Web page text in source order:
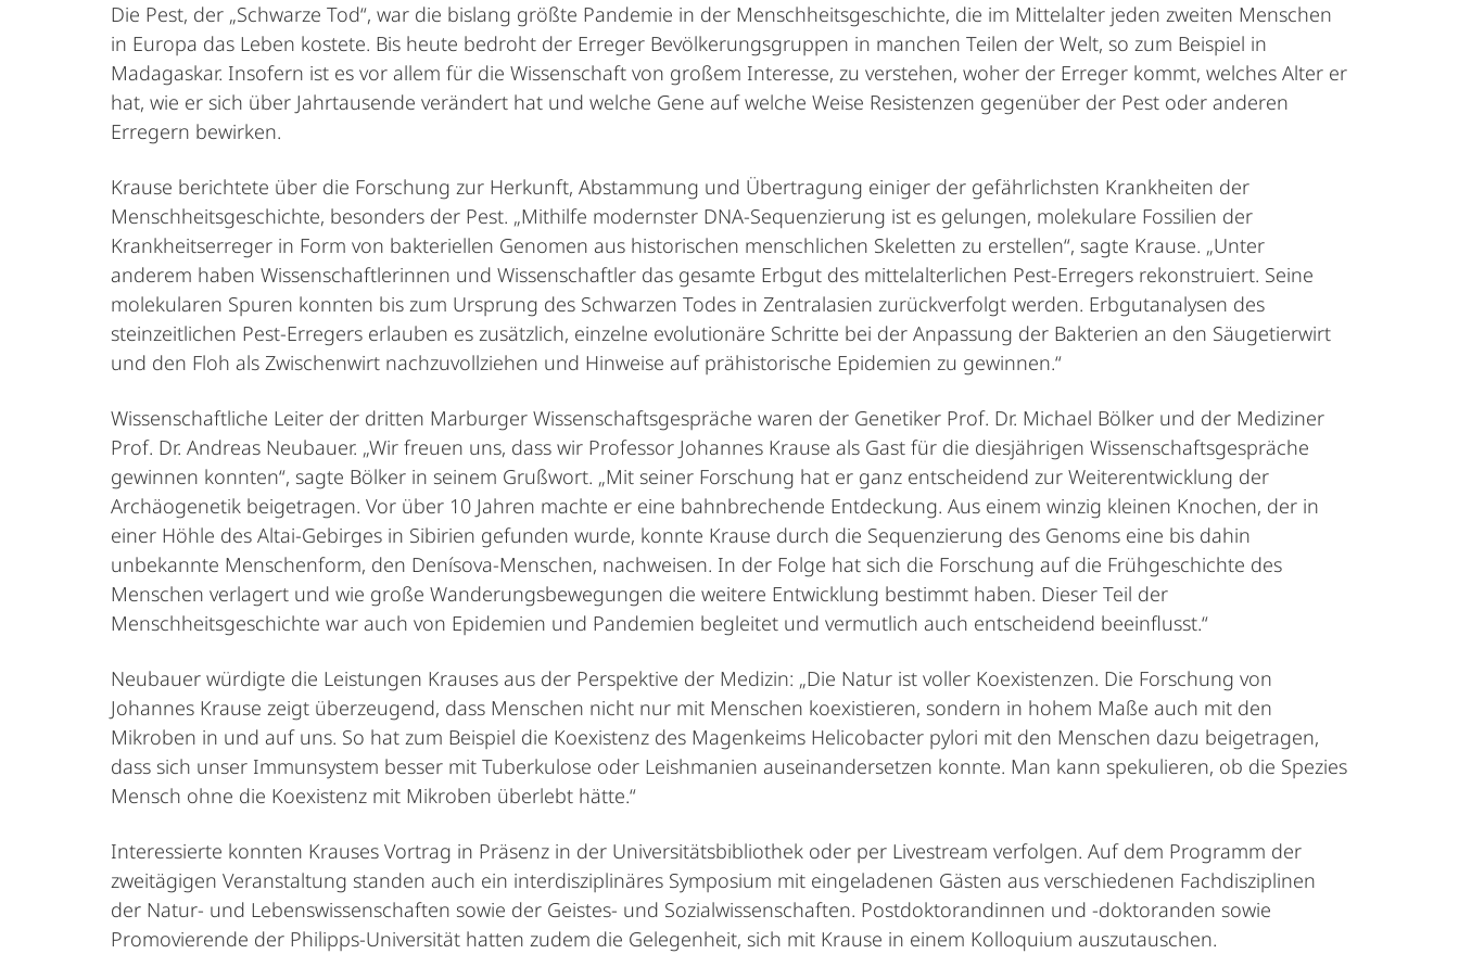
Die Pest, der „Schwarze Tod“, war die bislang größte Pandemie in der Menschheitsgeschichte, die im Mittelalter jeden zweiten Menschen
in Europa das Leben kostete. Bis heute bedroht der Erreger Bevölkerungsgruppen in manchen Teilen der Welt, so zum Beispiel in
Madagaskar. Insofern ist es vor allem für die Wissenschaft von großem Interesse, zu verstehen, woher der Erreger kommt, welches Alter er
hat, wie er sich über Jahrtausende verändert hat und welche Gene auf welche Weise Resistenzen gegenüber der Pest oder anderen
Erregern bewirken.
Krause berichtete über die Forschung zur Herkunft, Abstammung und Übertragung einiger der gefährlichsten Krankheiten der
Menschheitsgeschichte, besonders der Pest. „Mithilfe modernster DNA-Sequenzierung ist es gelungen, molekulare Fossilien der
Krankheitserreger in Form von bakteriellen Genomen aus historischen menschlichen Skeletten zu erstellen“, sagte Krause. „Unter
anderem haben Wissenschaftlerinnen und Wissenschaftler das gesamte Erbgut des mittelalterlichen Pest-Erregers rekonstruiert. Seine
molekularen Spuren konnten bis zum Ursprung des Schwarzen Todes in Zentralasien zurückverfolgt werden. Erbgutanalysen des
steinzeitlichen Pest-Erregers erlauben es zusätzlich, einzelne evolutionäre Schritte bei der Anpassung der Bakterien an den Säugetierwirt
und den Floh als Zwischenwirt nachzuvollziehen und Hinweise auf prähistorische Epidemien zu gewinnen.“
Wissenschaftliche Leiter der dritten Marburger Wissenschaftsgespräche waren der Genetiker Prof. Dr. Michael Bölker und der Mediziner
Prof. Dr. Andreas Neubauer. „Wir freuen uns, dass wir Professor Johannes Krause als Gast für die diesjährigen Wissenschaftsgespräche
gewinnen konnten“, sagte Bölker in seinem Grußwort. „Mit seiner Forschung hat er ganz entscheidend zur Weiterentwicklung der
Archäogenetik beigetragen. Vor über 10 Jahren machte er eine bahnbrechende Entdeckung. Aus einem winzig kleinen Knochen, der in
einer Höhle des Altai-Gebirges in Sibirien gefunden wurde, konnte Krause durch die Sequenzierung des Genoms eine bis dahin
unbekannte Menschenform, den Denísova-Menschen, nachweisen. In der Folge hat sich die Forschung auf die Frühgeschichte des
Menschen verlagert und wie große Wanderungsbewegungen die weitere Entwicklung bestimmt haben. Dieser Teil der
Menschheitsgeschichte war auch von Epidemien und Pandemien begleitet und vermutlich auch entscheidend beeinflusst.“
Neubauer würdigte die Leistungen Krauses aus der Perspektive der Medizin: „Die Natur ist voller Koexistenzen. Die Forschung von
Johannes Krause zeigt überzeugend, dass Menschen nicht nur mit Menschen koexistieren, sondern in hohem Maße auch mit den
Mikroben in und auf uns. So hat zum Beispiel die Koexistenz des Magenkeims Helicobacter pylori mit den Menschen dazu beigetragen,
dass sich unser Immunsystem besser mit Tuberkulose oder Leishmanien auseinandersetzen konnte. Man kann spekulieren, ob die Spezies
Mensch ohne die Koexistenz mit Mikroben überlebt hätte.“
Interessierte konnten Krauses Vortrag in Präsenz in der Universitätsbibliothek oder per Livestream verfolgen. Auf dem Programm der
zweitägigen Veranstaltung standen auch ein interdisziplinäres Symposium mit eingeladenen Gästen aus verschiedenen Fachdisziplinen
der Natur- und Lebenswissenschaften sowie der Geistes- und Sozialwissenschaften. Postdoktorandinnen und -doktoranden sowie
Promovierende der Philipps-Universität hatten zudem die Gelegenheit, sich mit Krause in einem Kolloquium auszutauschen.